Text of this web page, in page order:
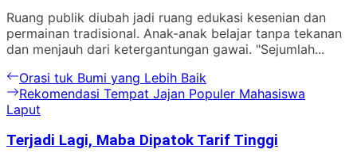
Ruang publik diubah jadi ruang edukasi kesenian dan
permainan tradisional. Anak-anak belajar tanpa tekanan
dan menjauh dari ketergantungan gawai. "Sejumlah...
Navigasi
pos
Previous
post:
Orasi tuk Bumi yang Lebih Baik
Next
post:
Rekomendasi Tempat Jajan Populer Mahasiswa
Laput
Terjadi Lagi, Maba Dipatok Tarif Tinggi